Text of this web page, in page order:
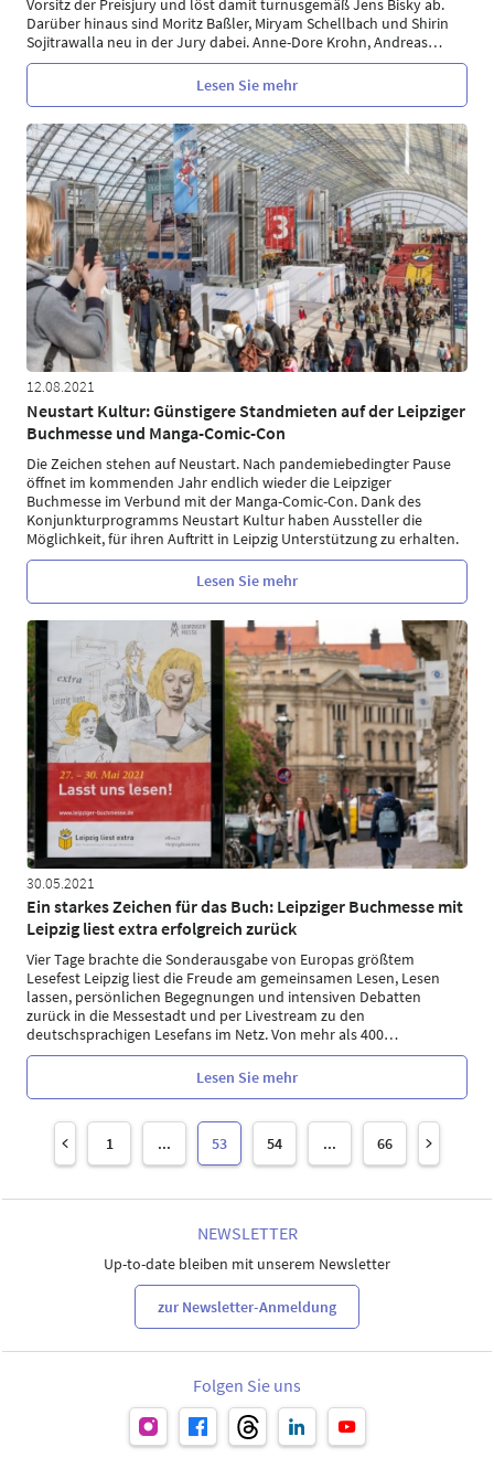
Vorsitz der Preisjury und löst damit turnusgemäß Jens Bisky ab.
Darüber hinaus sind Moritz Baßler, Miryam Schellbach und Shirin
Sojitrawalla neu in der Jury dabei. Anne-Dore Krohn, Andreas…
Lesen Sie mehr
12.08.2021
Neustart Kultur: Günstigere Standmieten auf der Leipziger
Buchmesse und Manga-Comic-Con
Die Zeichen stehen auf Neustart. Nach pandemiebedingter Pause
öffnet im kommenden Jahr endlich wieder die Leipziger
Buchmesse im Verbund mit der Manga-Comic-Con. Dank des
Konjunkturprogramms Neustart Kultur haben Aussteller die
Möglichkeit, für ihren Auftritt in Leipzig Unterstützung zu erhalten.
Lesen Sie mehr
30.05.2021
Ein starkes Zeichen für das Buch: Leipziger Buchmesse mit
Leipzig liest extra erfolgreich zurück
Vier Tage brachte die Sonderausgabe von Europas größtem
Lesefest Leipzig liest die Freude am gemeinsamen Lesen, Lesen
lassen, persönlichen Begegnungen und intensiven Debatten
zurück in die Messestadt und per Livestream zu den
deutschsprachigen Lesefans im Netz. Von mehr als 400…
Lesen Sie mehr
1 ... 53 54 ... 66
NEWSLETTER
Up-to-date bleiben mit unserem Newsletter
zur Newsletter-Anmeldung
Folgen Sie uns